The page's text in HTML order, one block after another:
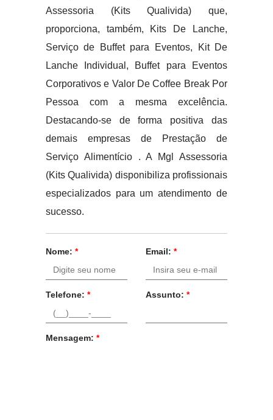
Assessoria (Kits Qualivida) que,
proporciona, também, Kits De Lanche,
Serviço de Buffet para Eventos, Kit De
Lanche Individual, Buffet para Eventos
Corporativos e Valor De Coffee Break Por
Pessoa com a mesma excelência.
Destacando-se de forma positiva das
demais empresas de Prestação de
Serviço Alimentício . A Mgl Assessoria
(Kits Qualivida) disponibiliza profissionais
especializados para um atendimento de
sucesso.
Nome: * Email: *
Telefone: * Assunto: *
Mensagem: *